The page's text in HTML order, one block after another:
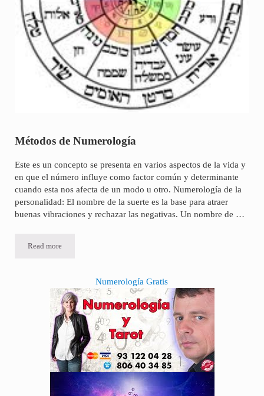
Métodos de Numerología
Este es un concepto se presenta en varios aspectos de la vida y
en que el número influye como factor común y determinante
cuando esta nos afecta de un modo u otro. Numerología de la
personalidad: El nombre de la suerte es la base para atraer
buenas vibraciones y rechazar las negativas. Un nombre de …
Read moreMétodos de Numerología
Sidebar Numerología Gratis